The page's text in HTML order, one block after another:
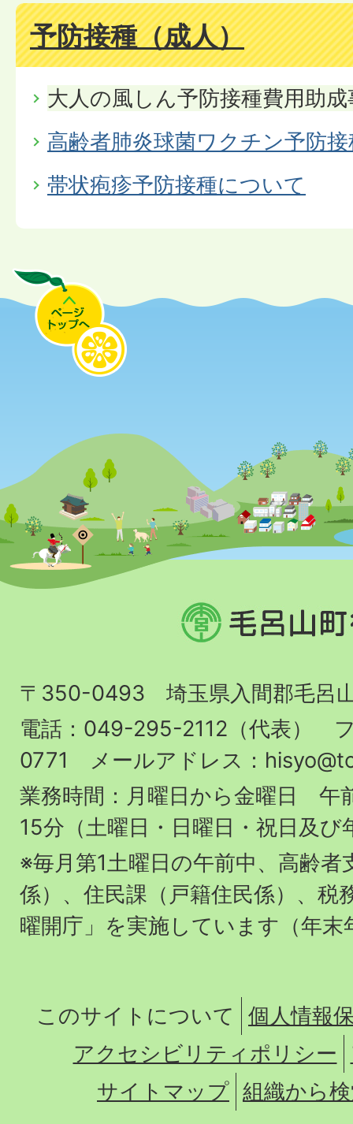
予防接種（成人）
大人の風しん予防接種費用助成
高齢者肺炎球菌ワクチン予防
帯状疱疹予防接種について
毛
呂
町
役
場
〒350-0493 埼玉県入間郡毛呂
電話：049-295-2112（代表）
0771 メールアドレス：
業務時間：月曜日から金曜日 午
15分（土曜日・日曜日・祝日及び
※毎月第1土曜日の午前中、高齢者
係）、住民課（戸籍住民係）、税
曜開庁」を実施しています（年末
このサイトについて
個人情報
アクセシビリティポリシー
サイトマップ 組織から